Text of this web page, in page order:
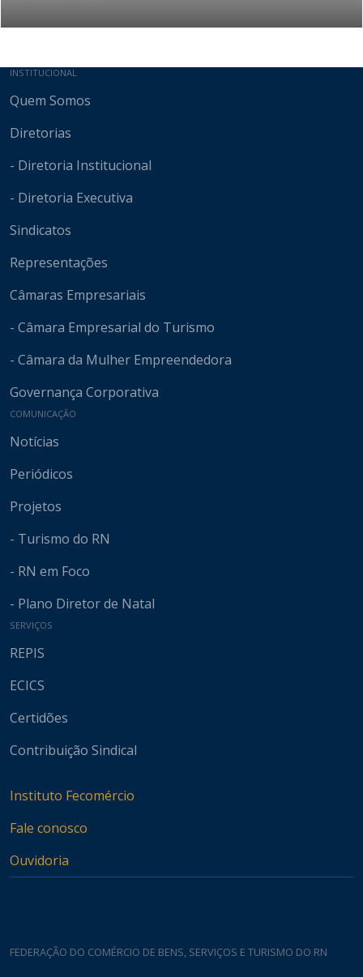
Mapa do site
INSTITUCIONAL
Quem Somos
Diretorias
- Diretoria Institucional
- Diretoria Executiva
Sindicatos
Representações
Câmaras Empresariais
- Câmara Empresarial do Turismo
- Câmara da Mulher Empreendedora
Governança Corporativa
COMUNICAÇÃO
Notícias
Periódicos
Projetos
- Turismo do RN
- RN em Foco
- Plano Diretor de Natal
SERVIÇOS
REPIS
ECICS
Certidões
Contribuição Sindical
Instituto Fecomércio
Fale conosco
Ouvidoria
FEDERAÇÃO DO COMÉRCIO DE BENS, SERVIÇOS E TURISMO DO RN